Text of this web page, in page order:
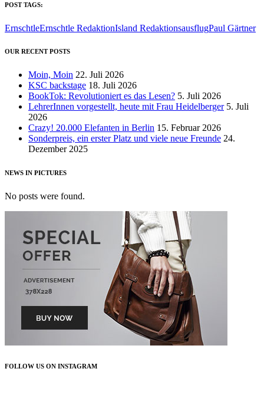
POST TAGS:
ErnschtleErnschtle RedaktionIsland RedaktionsausflugPaul Gärtner
OUR RECENT POSTS
Moin, Moin 22. Juli 2026
KSC backstage 18. Juli 2026
BookTok: Revolutioniert es das Lesen? 5. Juli 2026
LehrerInnen vorgestellt, heute mit Frau Heidelberger 5. Juli
2026
Crazy! 20.000 Elefanten in Berlin 15. Februar 2026
Sonderpreis, ein erster Platz und viele neue Freunde 24.
Dezember 2025
NEWS IN PICTURES
No posts were found.
FOLLOW US ON INSTAGRAM